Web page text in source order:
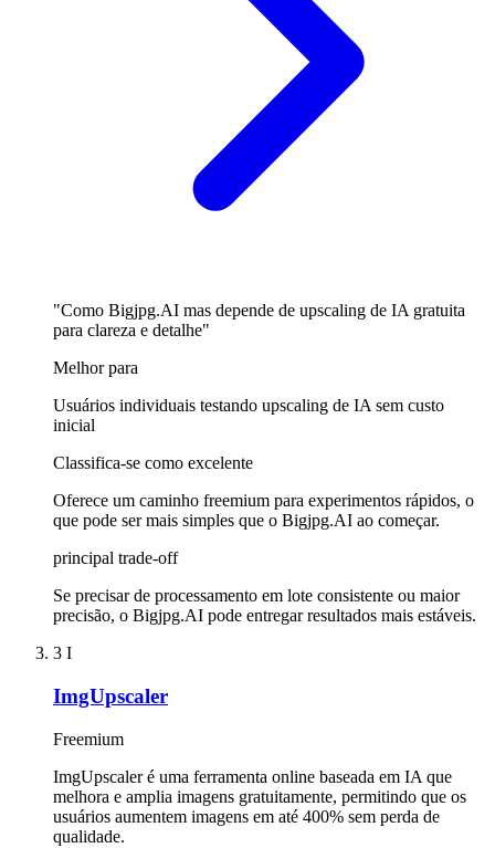
"Como Bigjpg.AI mas depende de upscaling de IA gratuita
para clareza e detalhe"
Melhor para
Usuários individuais testando upscaling de IA sem custo
inicial
Classifica-se como excelente
Oferece um caminho freemium para experimentos rápidos, o
que pode ser mais simples que o Bigjpg.AI ao começar.
principal trade-off
Se precisar de processamento em lote consistente ou maior
precisão, o Bigjpg.AI pode entregar resultados mais estáveis.
3 I
ImgUpscaler
Freemium
ImgUpscaler é uma ferramenta online baseada em IA que
melhora e amplia imagens gratuitamente, permitindo que os
usuários aumentem imagens em até 400% sem perda de
qualidade.